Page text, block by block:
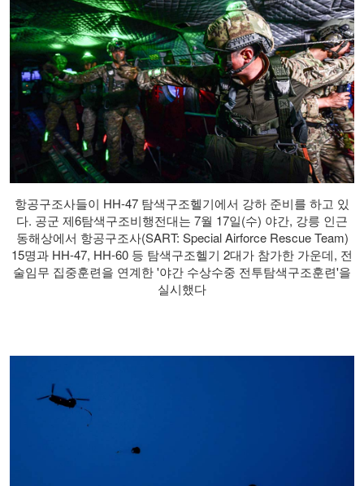
항공구조사들이 HH-47 탐색구조헬기에서 강하 준비를 하고 있
다. 공군 제6탐색구조비행전대는 7월 17일(수) 야간, 강릉 인근
동해상에서 항공구조사(SART: Special Airforce Rescue Team)
15명과 HH-47, HH-60 등 탐색구조헬기 2대가 참가한 가운데, 전
술임무 집중훈련을 연계한 '야간 수상수중 전투탐색구조훈련'을
실시했다